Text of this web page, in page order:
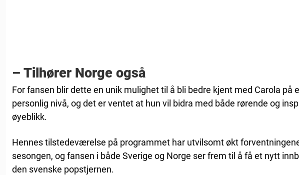
– Tilhører Norge også
For fansen blir dette en unik mulighet til å bli bedre kjent med Carola på
personlig nivå, og det er ventet at hun vil bidra med både rørende og
øyeblikk.
Hennes tilstedeværelse på programmet har utvilsomt økt
sesongen, og fansen i både Sverige og Norge ser frem til å få et nytt
den svenske popstjernen.